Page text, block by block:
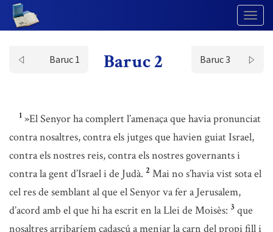
Baruc 1 Baruc 2 Baruc 3
1 »El Senyor ha complert l’amenaça que havia pronunciat
contra nosaltres, contra els jutges que havien guiat Israel,
contra els nostres reis, contra els nostres governants i
contra la gent d’Israel i de Judà. 2 Mai no s’havia vist sota el
cel res de semblant al que el Senyor va fer a Jerusalem,
d’acord amb el que hi ha escrit en la Llei de Moisès: 3 que
nosaltres arribaríem cadascú a menjar la carn del propi fill i